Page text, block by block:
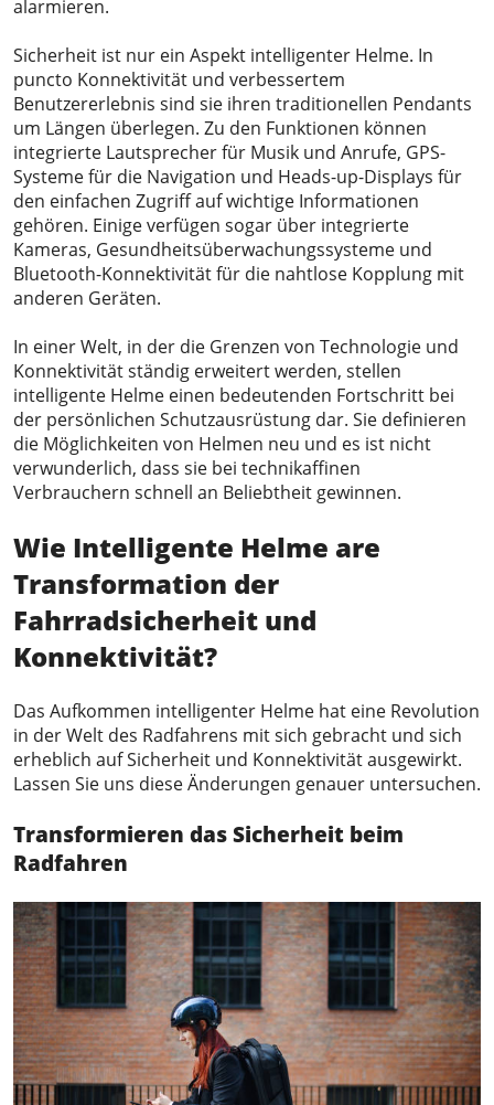
alarmieren.
Sicherheit ist nur ein Aspekt intelligenter Helme. In
puncto Konnektivität und verbessertem
Benutzererlebnis sind sie ihren traditionellen Pendants
um Längen überlegen. Zu den Funktionen können
integrierte Lautsprecher für Musik und Anrufe, GPS-
Systeme für die Navigation und Heads-up-Displays für
den einfachen Zugriff auf wichtige Informationen
gehören. Einige verfügen sogar über integrierte
Kameras, Gesundheitsüberwachungssysteme und
Bluetooth-Konnektivität für die nahtlose Kopplung mit
anderen Geräten.
In einer Welt, in der die Grenzen von Technologie und
Konnektivität ständig erweitert werden, stellen
intelligente Helme einen bedeutenden Fortschritt bei
der persönlichen Schutzausrüstung dar. Sie definieren
die Möglichkeiten von Helmen neu und es ist nicht
verwunderlich, dass sie bei technikaffinen
Verbrauchern schnell an Beliebtheit gewinnen.
Wie Intelligente Helme are
Transformation der
Fahrradsicherheit und
Konnektivität?
Das Aufkommen intelligenter Helme hat eine Revolution
in der Welt des Radfahrens mit sich gebracht und sich
erheblich auf Sicherheit und Konnektivität ausgewirkt.
Lassen Sie uns diese Änderungen genauer untersuchen.
Transformieren das Sicherheit beim
Radfahren